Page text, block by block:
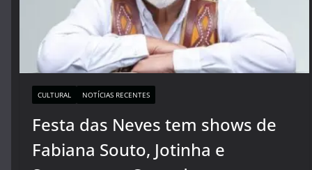
CULTURAL NOTÍCIAS RECENTES
Festa das Neves tem shows de
Fabiana Souto, Jotinha e